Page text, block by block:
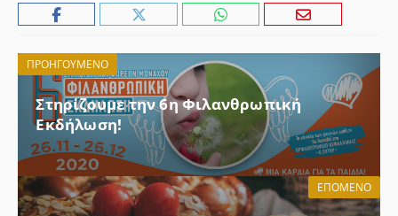
ΠΡΟΗΓΟΎΜΕΝΟ
Στηρίζουμε την 6η Φιλανθρωπική
Εκδήλωση!
ΕΠΌΜΕΝΟ